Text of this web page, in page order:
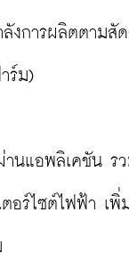
งการผลิตตาม
ร์ม)
นแอพลิเคชัน ร
อร์ไซต์ไฟฟ้า เ